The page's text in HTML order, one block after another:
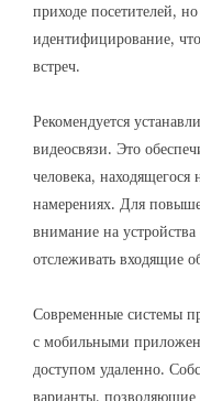
приходе посетителей,
идентифицирование,
встреч.
Рекомендуется
видеосвязи. Это
человека, находящегося
намерениях. Для
внимание на
отслеживать входящие
Современные системы
с мобильными
доступом удаленно.
варианты, позволяющие